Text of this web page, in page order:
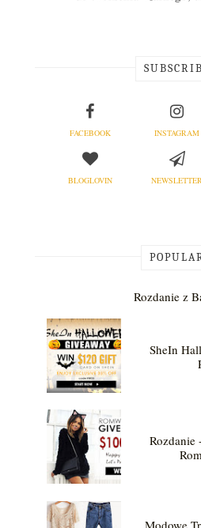
FACEBOOK INSTAGRAM
BLOGLOVIN
Rozdanie z
SheIn
Rozdanie
Modowe